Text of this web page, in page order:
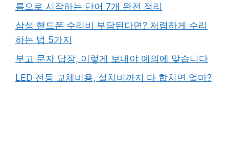
름으로 시작하는 단어 7개 완전 정리
삼성 핸드폰 수리비 부담된다면? 저렴하게 수리
하는 법 5가지
부고 문자 답장, 이렇게 보내야 예의에 맞습니다
LED 전등 교체비용, 설치비까지 다 합치면 얼마?